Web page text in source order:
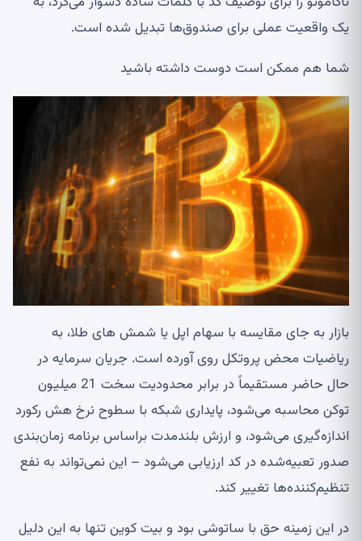
یک واقعیت عملی برای صندوق‌ها تبدیل شده است.
شما هم ممکن است دوست داشته باشید
بازار به جای مقایسه با سهام اپل یا شمش های طلا، به
ریاضیات محض پروتکل روی آورده است. جریان سرمایه در
حال حاضر مستقیماً در برابر محدودیت سخت 21 میلیون
توکن محاسبه می‌شود، پایداری شبکه با سطوح نرخ هش رکورد
اندازه‌گیری می‌شود، و ارزش بلندمدت براساس برنامه زمان‌بندی
صدور تعبیه‌شده در کد ارزیابی می‌شود – این نمی‌تواند به نفع
تنظیم‌کننده‌ها تغییر کند.
در این زمینه حق با ساتوشی بود و بیت کوین تنها به این دلیل